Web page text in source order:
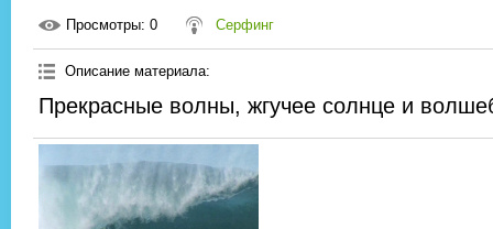
Просмотры: 0 Серфинг
Описание материала:
Прекрасные волны, жгучее солнце и